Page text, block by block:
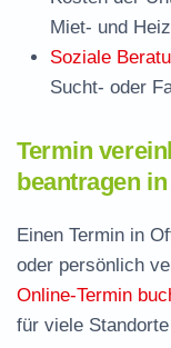
Miet- und
Soziale
Sucht- oder
Termin
beantragen
Einen Termin in
oder persönlich
Online-Termin
für viele